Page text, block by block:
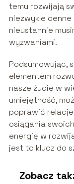
temu rozwijają
niezwykle
nieustannie
wyzwaniami.
Podsumowując,
elementem
nasze życie w
umiejętność,
poprawić
osiągania
energię w
jest to klucz do
Zobacz